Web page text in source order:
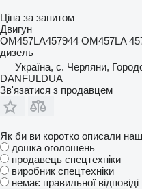
Ціна за запитом
Двигун
OM457LA457944 OM457LA
дизель
Україна, с. Черляни,
DANFULDUA
Зв'язатися з продавцем
Як би ви коротко описали
дошка оголошень
продавець спецтехніки
виробник спецтехніки
немає правильної відповіді